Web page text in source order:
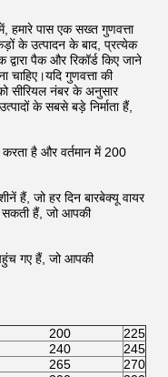
पास एक सख्त गुणवत्ता
के उत्पादन के बाद, प्रत्येक
पैक और रिकॉर्ड किए जाने
चाहिए।यदि गुणवत्ता की
सीरियल नंबर के अनुसार
के सबसे बड़े निर्माता हैं,
है और वर्तमान में 200
हैं, जो हर दिन बारबेक्यू वायर
हैं, जो आपकी
गए हैं, जो आपकी
200
225
240
245
265
270